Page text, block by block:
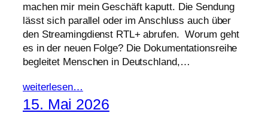
machen mir mein Geschäft kaputt. Die Sendung
lässt sich parallel oder im Anschluss auch über
den Streamingdienst RTL+ abrufen. Worum geht
es in der neuen Folge? Die Dokumentationsreihe
begleitet Menschen in Deutschland,…
weiterlesen…
15. Mai 2026